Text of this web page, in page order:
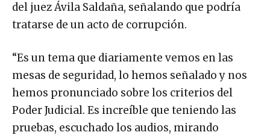
del juez Ávila Saldaña, señalando que podría
tratarse de un acto de corrupción.
“Es un tema que diariamente vemos en las
mesas de seguridad, lo hemos señalado y nos
hemos pronunciado sobre los criterios del
Poder Judicial. Es increíble que teniendo las
pruebas, escuchado los audios, mirando